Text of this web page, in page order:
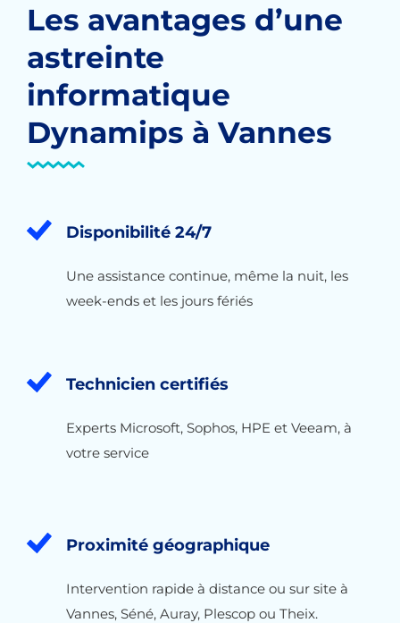
Les avantages d’une
astreinte
informatique
Dynamips à Vannes
Disponibilité 24/7
Une assistance continue, même la nuit, les
week-ends et les jours fériés
Technicien certifiés
Experts Microsoft, Sophos, HPE et Veeam, à
votre service
Proximité géographique
Intervention rapide à distance ou sur site à
Vannes, Séné, Auray, Plescop ou Theix.